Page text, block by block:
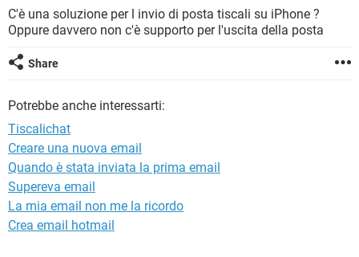
HARDWARE
INSTAGRAM WHATSAPP
TIKTOK FACEBOOK
HARDWARE
iOS WINDOWS 10
HARDWARE
COVID-19 GAMING
INTRATTENIMENTO ANDROID
iOS
HARDWARE
C'è una soluzione per l invio di posta tiscali su iPhone ?
Oppure davvero non c'è supporto per l'uscita della posta
Share
Potrebbe anche interessarti:
Tiscalichat
Creare una nuova email
Quando è stata inviata la prima email
Supereva email
La mia email non me la ricordo
Crea email hotmail